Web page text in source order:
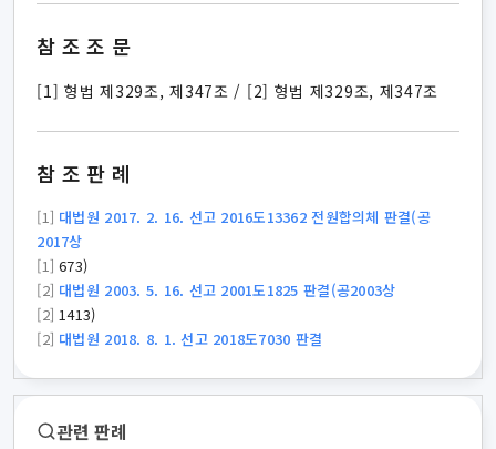
참조조문
[1] 형법 제329조, 제347조 / [2] 형법 제329조, 제347조
참조판례
[1] 대법원 2017. 2. 16. 선고 2016도13362 전원합의체 판결(공
2017상
[1] 673)
[2] 대법원 2003. 5. 16. 선고 2001도1825 판결(공2003상
[2] 1413)
[2] 대법원 2018. 8. 1. 선고 2018도7030 판결
관련 판례